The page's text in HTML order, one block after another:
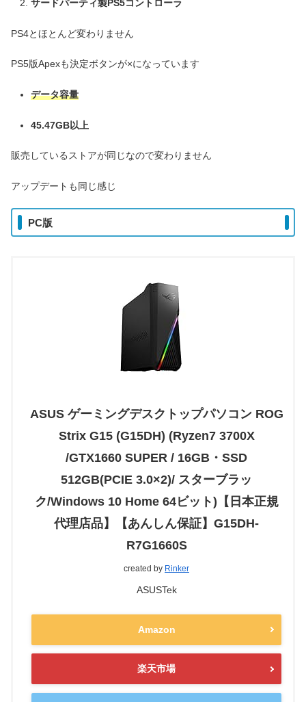
サードパーティ製PS5コントローラ
PS4とほとんど変わりません
PS5版Apexも決定ボタンが×になっています
データ容量
45.47GB以上
販売しているストアが同じなので変わりません
アップデートも同じ感じ
PC版
ASUS ゲーミングデスクトップパソコン ROG
Strix G15 (G15DH) (Ryzen7 3700X
/GTX1660 SUPER / 16GB・SSD
512GB(PCIE 3.0×2)/ スターブラッ
ク/Windows 10 Home 64ビット)【日本正規
代理店品】【あんしん保証】G15DH-
R7G1660S
created by Rinker
ASUSTek
Amazon
楽天市場